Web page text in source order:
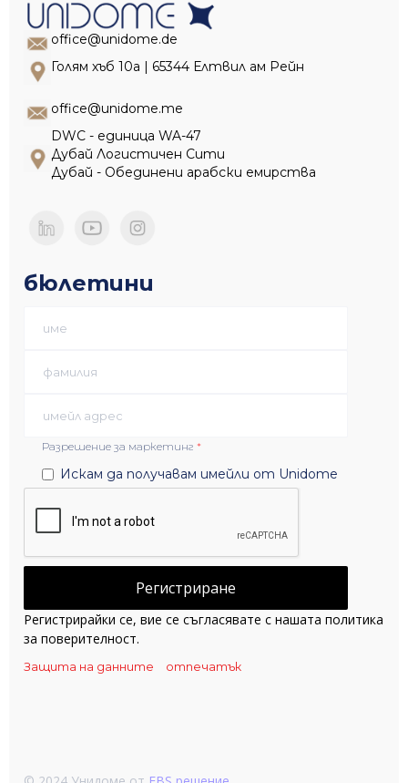
office@unidome.de
Голям хъб 10a | 65344 Елтвил ам Рейн
office@unidome.me
DWC - единица WA-47
Дубай Логистичен Сити
Дубай - Обединени арабски емирства
бюлетини
Разрешение за маркетинг *
Искам да получавам имейли от Unidome
Регистрирайки се, вие се съгласявате с нашата политика
за поверителност.
Защита на данните отпечатък